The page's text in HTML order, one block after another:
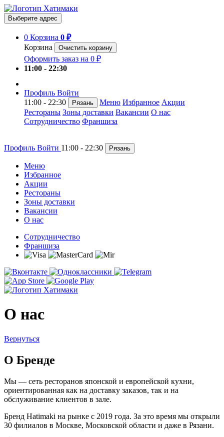
Выберите адрес
0 Корзина 0 ₽
Корзина
Очистить корзину
Оформить заказ на 0 ₽
11:00 - 22:30
Профиль Войти
11:00 - 22:30
Рязань Меню Избранное Акции
Рестораны Зоны доставки Вакансии О нас
Сотрудничество Франшиза
Профиль Войти 11:00 - 22:30 Рязань
Меню
Избранное
Акции
Рестораны
Зоны доставки
Вакансии
О нас
Сотрудничество
Франшиза
О нас
Вернуться
О Бренде
Мы — сеть ресторанов японской и европейской кухни,
ориентированная как на доставку заказов, так и на
обслуживание клиентов в зале.
Бренд Hatimaki на рынке с 2019 года. За это время мы открыли
30 филиалов в Москве, Московской области и даже в Рязани.